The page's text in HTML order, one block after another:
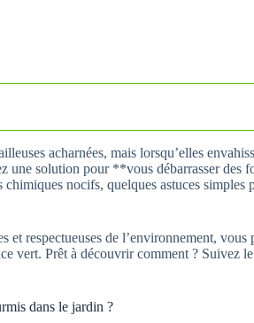
acharnées, mais lorsqu’elles
une solution pour **vous débarrasser des
nocifs, quelques astuces simples
et respectueuses de l’environnement,
vert. Prêt à découvrir comment ? Suivez
dans le jardin ?